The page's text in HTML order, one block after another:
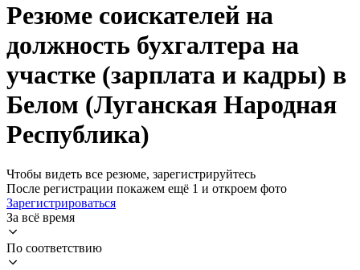
Резюме соискателей на
должность бухгалтера на
участке (зарплата и кадры) в
Белом (Луганская Народная
Республика)
Чтобы видеть все резюме, зарегистрируйтесь
После регистрации покажем ещё 1 и откроем фото
Зарегистрироваться
За всё время
По соответствию